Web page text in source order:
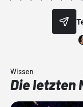
Wissen
Die letzten